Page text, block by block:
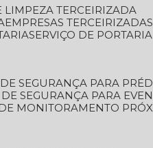
LIMPEZA TERCEIRIZADA
EMPRESAS
SERVIÇO DE
DE SEGURANÇA PARA
DE SEGURANÇA PARA
DE MONITORAMENTO